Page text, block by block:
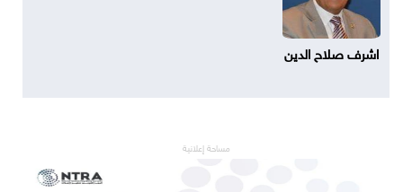
اشرف صلاح الدين
مساحة إعلانية